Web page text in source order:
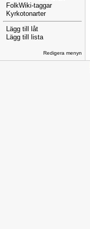
FolkWiki-taggar
Kyrkotonarter
Lägg till låt
Lägg till lista
Redigera menyn